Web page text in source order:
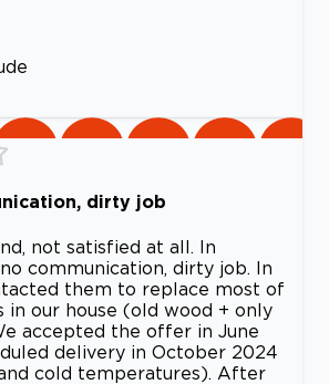
dirty job
not satisfied at all. In
communication, dirty job. In
them to replace most of
in our house (old wood + only
accepted the offer in June
delivery in October 2024
cold temperatures). After